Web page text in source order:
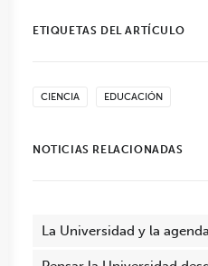
ETIQUETAS DEL ARTÍCULO
CIENCIA EDUCACIÓN
NOTICIAS RELACIONADAS
La Universidad y la